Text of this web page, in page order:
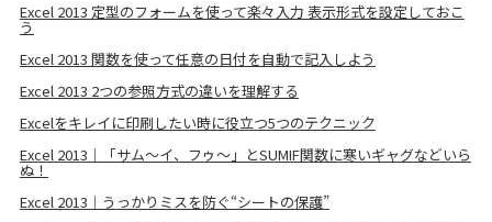
Excel 2013 定型のフォームを使って楽々入力 表示形式を設定しておこ
う
Excel 2013 関数を使って任意の日付を自動で記入しよう
Excel 2013 2つの参照方式の違いを理解する
Excelをキレイに印刷したい時に役立つ5つのテクニック
Excel 2013｜「サム～イ、フゥ～」とSUMIF関数に寒いギャグなどいら
ぬ！
Excel 2013｜うっかりミスを防ぐ“シートの保護”